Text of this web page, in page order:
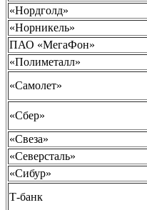
«Нордголд»
«Норникель»
ПАО «МегаФон»
«Полиметалл»
«Самолет»
«Сбер»
«Свеза»
«Северсталь»
«Сибур»
Т-банк